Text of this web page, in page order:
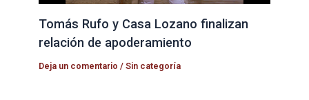
Tomás Rufo y Casa Lozano finalizan
relación de apoderamiento
Deja un comentario /Sin categoría